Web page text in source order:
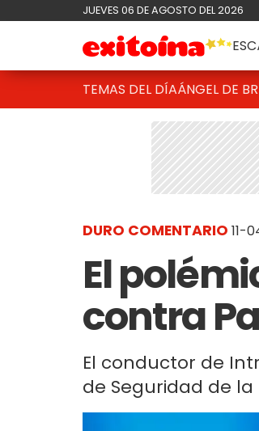
JUEVES 06 DE AGOSTO DEL 2026
TEMAS DEL DÍAÁNGEL DE
DURO COMENTARIO 11-
El
contra
El conductor de
de Seguridad de la